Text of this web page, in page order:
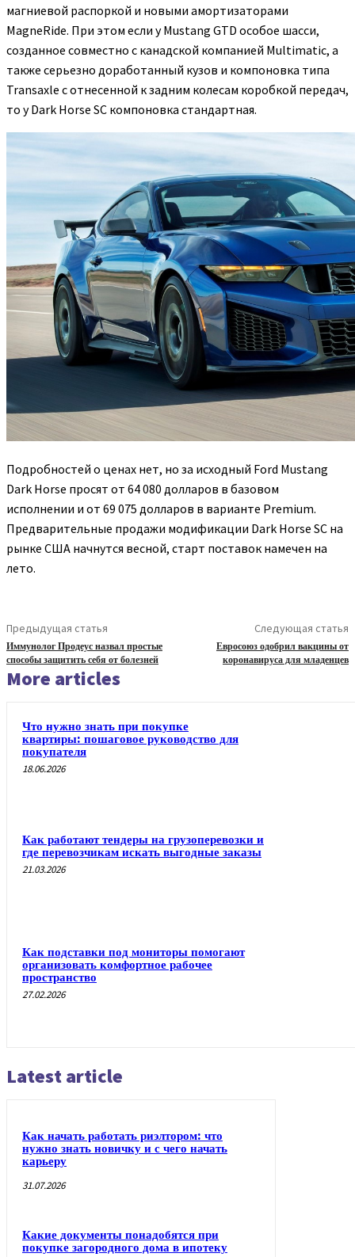
магниевой распоркой и новыми амортизаторами
MagneRide. При этом если у Mustang GTD особое шасси,
созданное совместно с канадской компанией Multimatic, а
также серьезно доработанный кузов и компоновка типа
Transaxle с отнесенной к задним колесам коробкой передач,
то у Dark Horse SC компоновка стандартная.
Подробностей о ценах нет, но за исходный Ford Mustang
Dark Horse просят от 64 080 долларов в базовом
исполнении и от 69 075 долларов в варианте Premium.
Предварительные продажи модификации Dark Horse SC на
рынке США начнутся весной, старт поставок намечен на
лето.
Предыдущая статья
Иммунолог Продеус назвал простые
способы защитить себя от болезней
Следующая статья
Евросоюз одобрил вакцины от
коронавируса для младенцев
More articles
Что нужно знать при покупке
квартиры: пошаговое руководство для
покупателя
18.06.2026
Как работают тендеры на грузоперевозки и
где перевозчикам искать выгодные заказы
21.03.2026
Как подставки под мониторы помогают
организовать комфортное рабочее
пространство
27.02.2026
Latest article
Как начать работать риэлтором: что
нужно знать новичку и с чего начать
карьеру
31.07.2026
Какие документы понадобятся при
покупке загородного дома в ипотеку